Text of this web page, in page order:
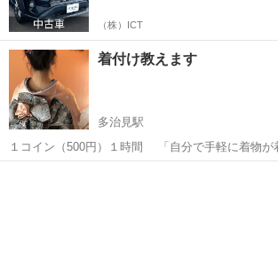
（株）ICT
着付け教えます
多治見駅
１コイン（500円）１時間 「自分で手軽に着物が
ね」 お手持ちの着物、小道具を使って着付けを